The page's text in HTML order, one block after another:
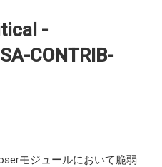
動
-
CONTRIB-
モジュールにおいて脆弱